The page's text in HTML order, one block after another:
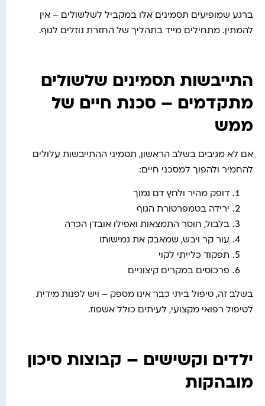
ברגע שמופיעים תסמינים אלו במקביל לשלשולים – אין
להמתין. מתחילים מייד בתהליך של החזרת נוזלים לגוף.
התייבשות תסמינים שלשולים
מתקדמים – סכנת חיים של
ממש
אם לא מגיבים בשלב הראשון, תסמיני ההתייבשות עלולים
להחמיר ולהפוך למסכני חיים:
דופק מהיר ולחץ דם נמוך
ירידה בטמפרטורת הגוף
בלבול, חוסר התמצאות ואפילו אובדן הכרה
עור קר ויבש, שמאבק את גמישותו
תפקוד כלייתי לקוי
פרכוסים במקרים קיצוניים
בשלב זה, טיפול ביתי כבר אינו מספק – ויש לפנות מידית
לטיפול רפואי מקצועי, לעיתים כולל אשפוז.
ילדים וקשישים – קבוצות סיכון
מובהקות